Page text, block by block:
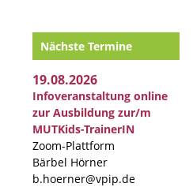
Nächste Termine
19.08.2026
Infoveranstaltung online
zur Ausbildung zur/m
MUTKids-TrainerIN
Zoom-Plattform
Bärbel Hörner
b.hoerner@vpip.de